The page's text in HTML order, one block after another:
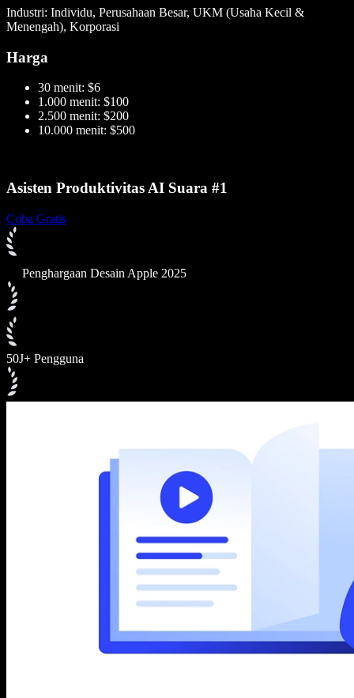
Industri: Individu, Perusahaan Besar, UKM (Usaha Kecil &
Menengah), Korporasi
Harga
30 menit: $6
1.000 menit: $100
2.500 menit: $200
10.000 menit: $500
Asisten Produktivitas AI Suara #1
Coba Gratis
Penghargaan Desain Apple 2025
50J+ Pengguna